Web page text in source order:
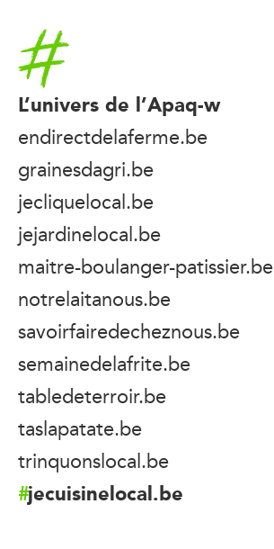
Accueil
L’univers de l’Apaq-w
endirectdelaferme.be
grainesdagri.be
jecliquelocal.be
jejardinelocal.be
maitre-boulanger-patissier.be
notrelaitanous.be
savoirfairedecheznous.be
semainedelafrite.be
tabledeterroir.be
taslapatate.be
trinquonslocal.be
jecuisinelocal.be